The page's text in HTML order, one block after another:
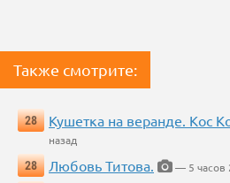
Также смотрите:
28 Кушетка на веранде. Кос
назад
28
Любовь Титова.
— 5 часов